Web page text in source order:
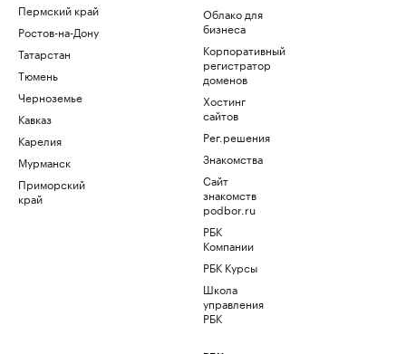
Пермский край
Ростов-на-Дону
Татарстан
Тюмень
Черноземье
Кавказ
Карелия
Мурманск
Приморский
край
Облако для
бизнеса
Корпоративный
регистратор
доменов
Хостинг
сайтов
Рег.решения
Знакомства
Сайт
знакомств
podbor.ru
РБК
Компании
РБК Курсы
Школа
управления
РБК